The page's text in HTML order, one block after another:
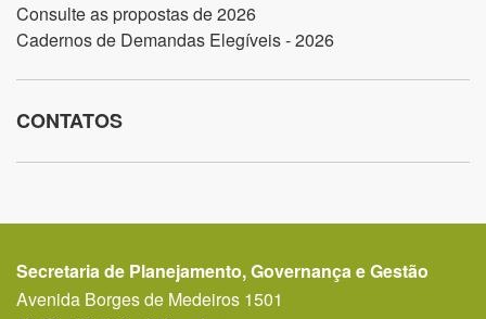
Consulte as propostas de 2026
Cadernos de Demandas Elegíveis - 2026
CONTATOS
Secretaria de Planejamento, Governança e Gestão
Avenida Borges de Medeiros 1501